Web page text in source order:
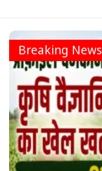
Breaking News